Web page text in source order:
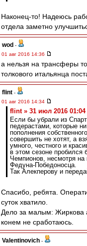
Наконец-то! Надеюсь
отдела заметно
wod -
01 авг 2016 14:36
а нельзя на трансферы
толкового итальянца
flint -
01 авг 2016 14:34
flint » 31 июл 2016 01:04
Если бы убрали из
педерастами, которые
пополнения
совершить не хотят, а
умного, честного и
в этом сезоне пробился
Чемпионов, несмотря на
Федуна-Победоносца.
Так Алекперову и
Спасибо, ребята.
суток хватило.
Дело за малым: Жиркова
конем не сработаюсь.
Valentinovich -